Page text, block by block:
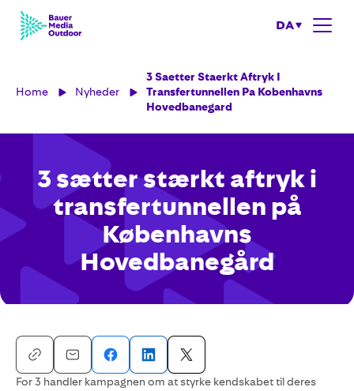
DA
Home Nyheder
3 Saetter Staerkt Aftryk I
Transfertunnellen Pa Kobenhavns
Hovedbanegard
3 sætter stærkt aftryk i
transfertunnellen på
Københavns
Hovedbanegård
For 3 handler kampagnen om at styrke kendskabet til deres